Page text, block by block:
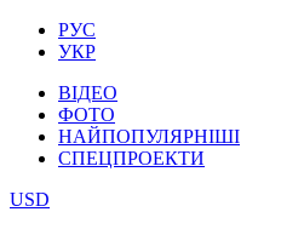
РУС
УКР
ВІДЕО
ФОТО
НАЙПОПУЛЯРНІШІ
СПЕЦПРОЕКТИ
USD